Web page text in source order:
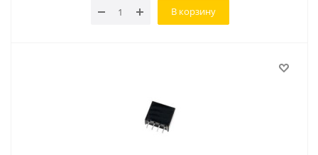
В корзину